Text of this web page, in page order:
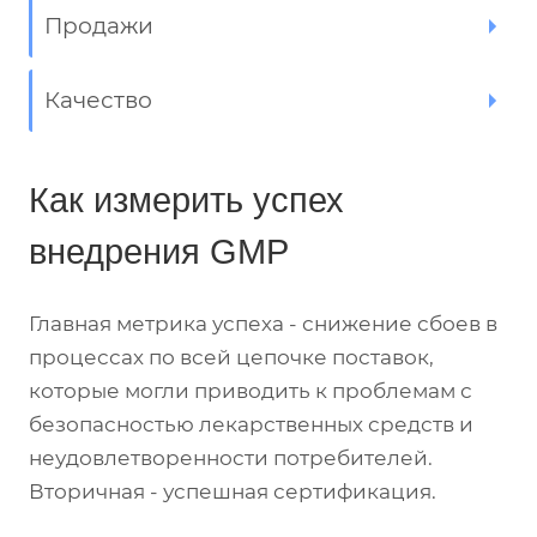
Продажи
Качество
Как измерить успех
внедрения GMP
Главная метрика успеха - снижение сбоев в
процессах по всей цепочке поставок,
которые могли приводить к проблемам с
безопасностью лекарственных средств и
неудовлетворенности потребителей.
Вторичная - успешная сертификация.